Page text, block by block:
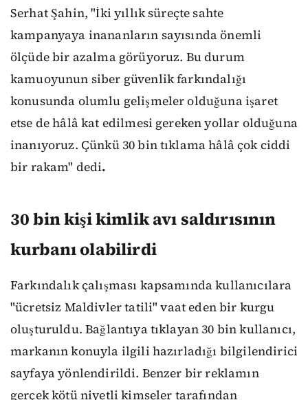
Serhat Şahin, "İki yıllık süreçte sahte
kampanyaya inananların sayısında önemli
ölçüde bir azalma görüyoruz. Bu durum
kamuoyunun siber güvenlik farkındalığı
konusunda olumlu gelişmeler olduğuna işaret
etse de hâlâ kat edilmesi gereken yollar olduğuna
inanıyoruz. Çünkü 30 bin tıklama hâlâ çok ciddi
bir rakam" dedi.
30 bin kişi kimlik avı saldırısının
kurbanı olabilirdi
Farkındalık çalışması kapsamında kullanıcılara
"ücretsiz Maldivler tatili" vaat eden bir kurgu
oluşturuldu. Bağlantıya tıklayan 30 bin kullanıcı,
markanın konuyla ilgili hazırladığı bilgilendirici
sayfaya yönlendirildi. Benzer bir reklamın
gerçek kötü niyetli kimseler tarafından